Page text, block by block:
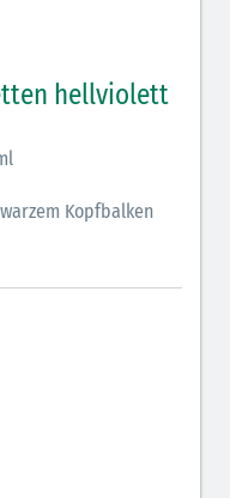
schwarzem
hellviolett
Kopfbalken